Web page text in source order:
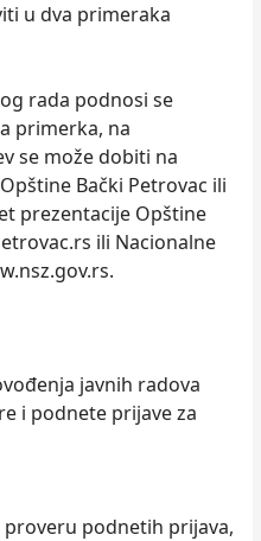
u dva primeraka
rada podnosi se
primerka, na
se može dobiti na
Bački Petrovac ili
prezentacije Opštine
ili Nacionalne
javnih radova
i podnete prijave za
proveru podnetih prijava,